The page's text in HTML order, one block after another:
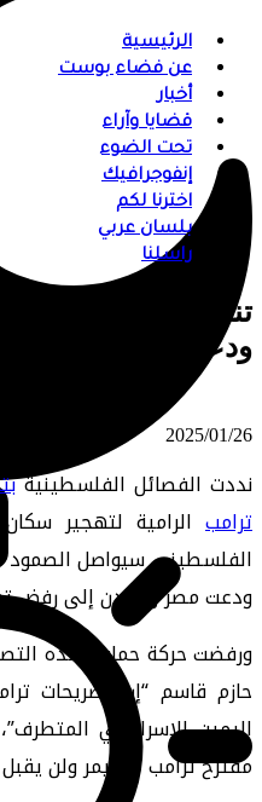
الرئيسية
عن فضاء بوست
أخبار
قضايا وآراء
تحت الضوء
إنفوجرافيك
اخترنا لكم
بلسان عربي
راسلنا
تنديد فلسطيني بخطة
ودعوات لرفضها من
⠀ 2025/01/26
نددت الفصائل الفلسطينية
ترامب الرامية لتهجير
الفلسطيني سيواصل
ودعت مصر والأردن إلى رفض
ورفضت حركة حماس هذه
حازم قاسم “إن تصريحات
اليمين الإسرائيلي
مقترح ترامب “لن يمر ولن